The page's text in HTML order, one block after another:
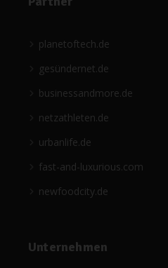
planetoftech.de
gesündernet.de
businessandmore.de
netzathleten.de
urbanlife.de
fast-and-luxurious.com
newfoodcity.de
Unternehmen